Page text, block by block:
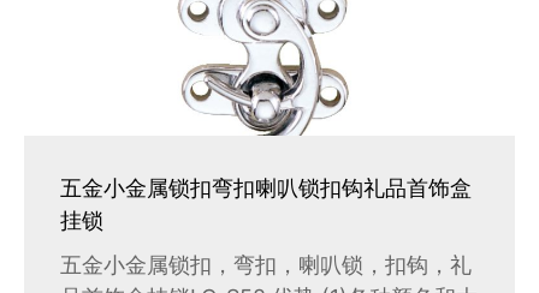
五金小金属锁扣弯扣喇叭锁扣钩礼品首饰盒
挂锁
五金小金属锁扣，弯扣，喇叭锁，扣钩，礼